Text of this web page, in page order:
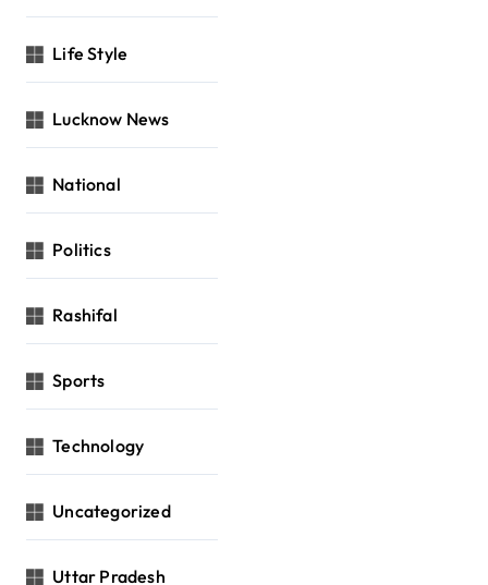
Life Style
Lucknow News
National
Politics
Rashifal
Sports
Technology
Uncategorized
Uttar Pradesh